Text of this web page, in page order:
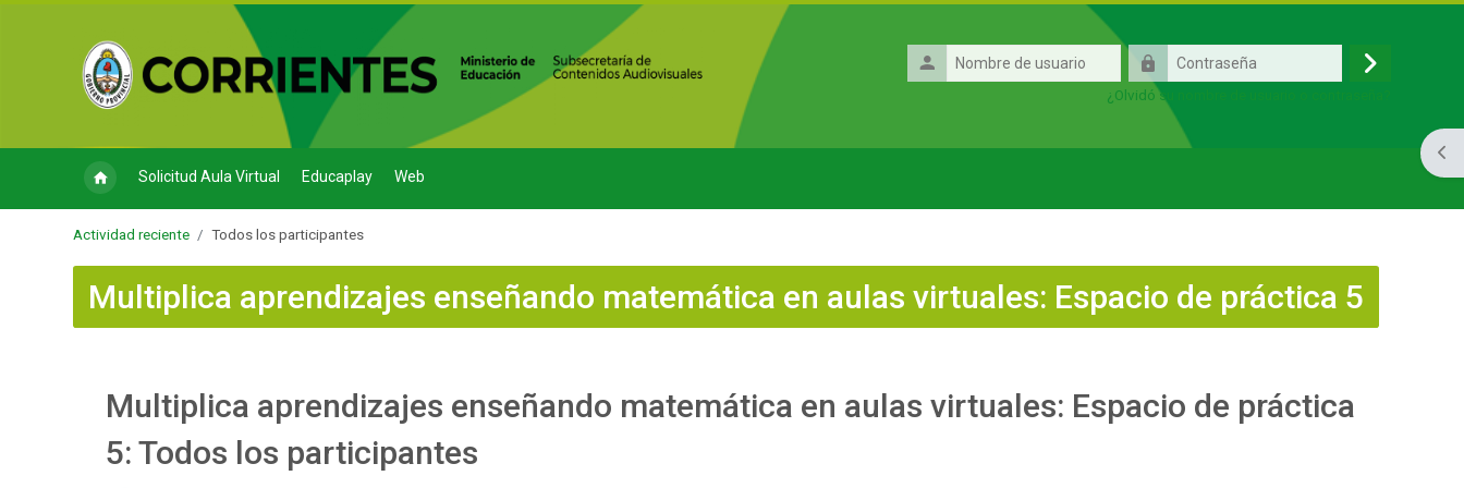
Nombre
de
Contraseña
Acceder
¿Olvidó su nombre de usuario o contraseña?
Solicitud Aula Virtual Educaplay Web
Actividad reciente Todos los participantes
Multiplica aprendizajes enseñando matemática en aulas virtuales: Espacio de práctica 5
Multiplica aprendizajes enseñando matemática en aulas virtuales: Espacio de práctica
5: Todos los participantes